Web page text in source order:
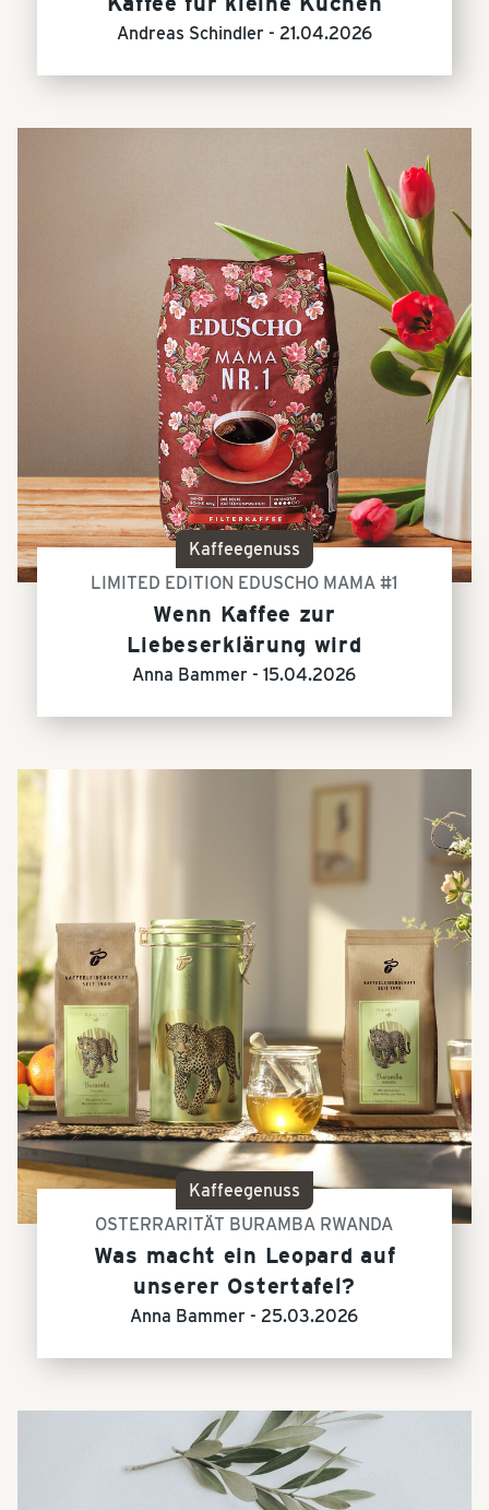
Andreas Schindler - 21.04.2026
Kaffeegenuss
LIMITED EDITION EDUSCHO MAMA #1
Wenn Kaffee zur
Liebeserklärung wird
Anna Bammer -15.04.2026
Kaffeegenuss
OSTERRARITÄT BURAMBA RWANDA
Was macht ein Leopard auf
unserer Ostertafel?
Anna Bammer -25.03.2026